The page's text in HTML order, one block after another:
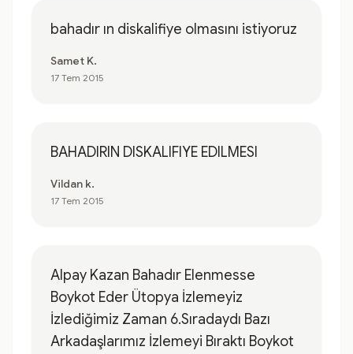
bahadır ın diskalifiye olmasını istiyoruz
Samet K.
17 Tem 2015
BAHADIRIN DISKALIFIYE EDILMESI
Vildan k.
17 Tem 2015
Alpay Kazan Bahadır Elenmesse
Boykot Eder Ütopya İzlemeyiz
İzlediğimiz Zaman 6.Sıradaydı Bazı
Arkadaşlarımız İzlemeyi Bıraktı Boykot